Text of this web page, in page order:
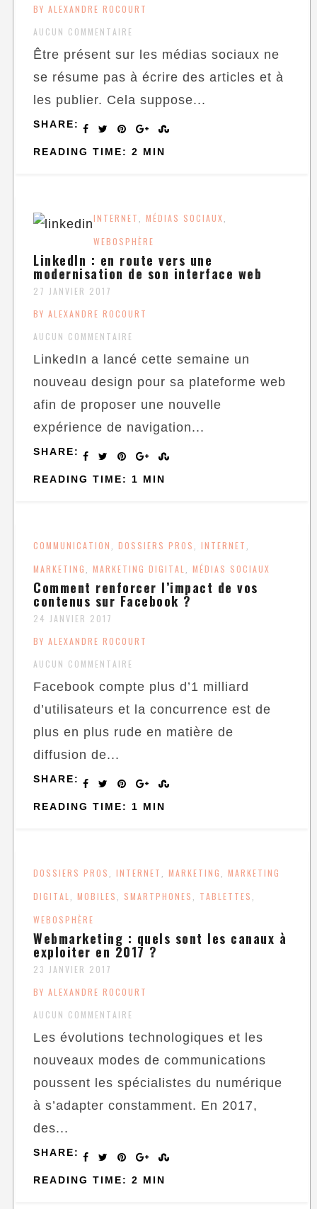
BY ALEXANDRE ROCOURT
AUCUN COMMENTAIRE
Être présent sur les médias sociaux ne
se résume pas à écrire des articles et à
les publier. Cela suppose...
SHARE:
READING TIME: 2 MIN
INTERNET , MÉDIAS SOCIAUX ,
WEBOSPHÈRE
LinkedIn : en route vers une
modernisation de son interface web
27 JANVIER 2017
BY ALEXANDRE ROCOURT
AUCUN COMMENTAIRE
LinkedIn a lancé cette semaine un
nouveau design pour sa plateforme web
afin de proposer une nouvelle
expérience de navigation...
SHARE:
READING TIME: 1 MIN
COMMUNICATION , DOSSIERS PROS , INTERNET ,
MARKETING , MARKETING DIGITAL , MÉDIAS SOCIAUX
Comment renforcer l’impact de vos
contenus sur Facebook ?
24 JANVIER 2017
BY ALEXANDRE ROCOURT
AUCUN COMMENTAIRE
Facebook compte plus d’1 milliard
d’utilisateurs et la concurrence est de
plus en plus rude en matière de
diffusion de...
SHARE:
READING TIME: 1 MIN
DOSSIERS PROS , INTERNET , MARKETING , MARKETING
DIGITAL , MOBILES , SMARTPHONES , TABLETTES ,
WEBOSPHÈRE
Webmarketing : quels sont les canaux à
exploiter en 2017 ?
23 JANVIER 2017
BY ALEXANDRE ROCOURT
AUCUN COMMENTAIRE
Les évolutions technologiques et les
nouveaux modes de communications
poussent les spécialistes du numérique
à s’adapter constamment. En 2017,
des...
SHARE:
READING TIME: 2 MIN